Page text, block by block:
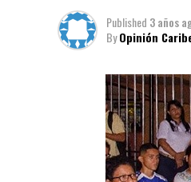
Published 3 años
ByOpinión